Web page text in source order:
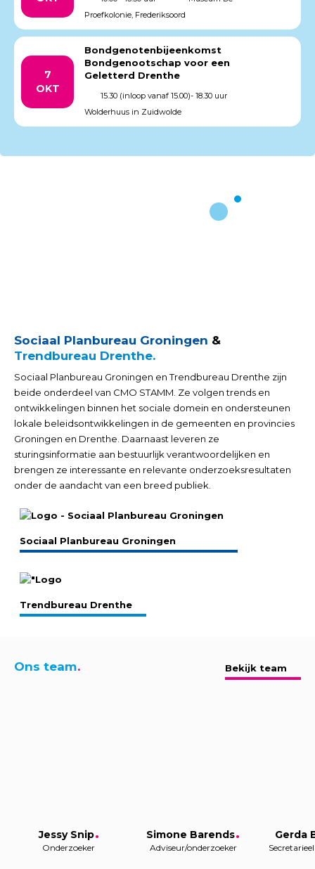
Proefkolonie, Frederiksoord
7
OKT
Bondgenotenbijeenkomst
Bondgenootschap voor een
Geletterd Drenthe
15.30 (inloop vanaf 15.00)- 18.30 uur
Wolderhuus in Zuidwolde
Sociaal Planbureau Groningen &
Trendbureau Drenthe.
Sociaal Planbureau Groningen en Trendbureau Drenthe zijn
beide onderdeel van CMO STAMM. Ze volgen trends en
ontwikkelingen binnen het sociale domein en ondersteunen
lokale beleidsontwikkelingen in de gemeenten en provincies
Groningen en Drenthe. Daarnaast leveren ze
sturingsinformatie aan bestuurlijk verantwoordelijken en
brengen ze interessante en relevante onderzoeksresultaten
onder de aandacht van een breed publiek.
Sociaal Planbureau Groningen
Trendbureau Drenthe
Ons team Bekijk team
Jessy Snip
Onderzoeker
Simone Barends
Adviseur/onderzoeker
Gerda